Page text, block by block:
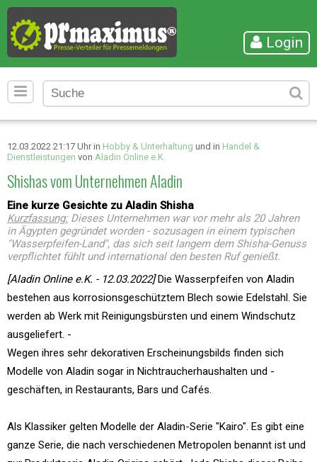
Login
12.03.2022 21:17 Uhr in Hobby & Unterhaltung und in Handel &
Dienstleistungen von Aladin Online e.K.
Shishas vom Unternehmen Aladin
Eine kurze Gesichte zu Aladin Shisha
Kurzfassung:Dieses Unternehmen war vor mehr als 20 Jahren
in Ägypten gegründet worden - sozusagen in einem typischen
"Wasserpfeifen-Land", das sich seit langem dem Shisha-Genuss
verpflichtet fühlt und international den besten Ruf genießt.
[Aladin Online e.K. - 12.03.2022]Die Wasserpfeifen von Aladin
bestehen aus korrosionsgeschütztem Blech sowie Edelstahl. Sie
werden ab Werk mit Reinigungsbürsten und einem Windschutz
ausgeliefert. -
Wegen ihres sehr dekorativen Erscheinungsbilds finden sich
Modelle von Aladin sogar in Nichtraucherhaushalten und -
geschäften, in Restaurants, Bars und Cafés.
Als Klassiker gelten Modelle der Aladin-Serie "Kairo". Es gibt eine
ganze Serie, die nach verschiedenen Metropolen benannt ist und